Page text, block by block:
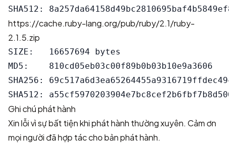
https://cache.ruby-lang.org/pub/ruby/2.1/ruby-
2.1.5.zip
SIZE:   16657694 bytes
MD5:    810cd05eb03c00f89b0b03b10e9a3606
SHA256:
Ghi chú phát hành
Xin lỗi vì sự bất tiện khi phát hành thường xuyên. Cảm ơn
mọi người đã hợp tác cho bản phát hành.